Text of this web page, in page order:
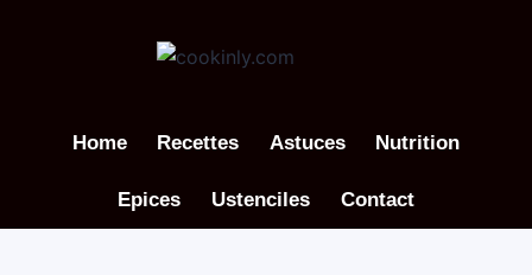
Home Recettes Astuces Nutrition
Epices Ustenciles Contact